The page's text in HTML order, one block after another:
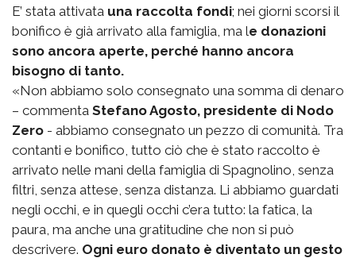
E’ stata attivata una raccolta fondi; nei giorni scorsi il
bonifico è già arrivato alla famiglia, ma le donazioni
sono ancora aperte, perché hanno ancora
bisogno di tanto.
«Non abbiamo solo consegnato una somma di denaro
– commenta Stefano Agosto, presidente di Nodo
Zero - abbiamo consegnato un pezzo di comunità. Tra
contanti e bonifico, tutto ciò che è stato raccolto è
arrivato nelle mani della famiglia di Spagnolino, senza
filtri, senza attese, senza distanza. Li abbiamo guardati
negli occhi, e in quegli occhi c’era tutto: la fatica, la
paura, ma anche una gratitudine che non si può
descrivere. Ogni euro donato è diventato un gesto